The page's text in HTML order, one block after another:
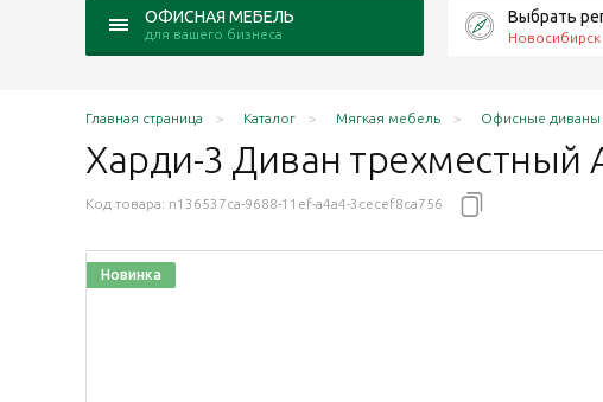
ОФИСНАЯ МЕБЕЛЬ
для вашего бизнеса
Выбрать
Новосибирск
Главная страница Каталог Мягкая мебель Офисные диваны
Харди-3 Диван трехместный
Код товара: n136537ca-9688-11ef-a4a4-3cecef8ca756
Новинка